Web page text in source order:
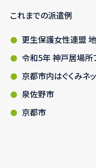
これまでの派遣例
更生保護女性連盟
令和5年 神戸居場所
京都市内はぐくみネ
泉佐野市
京都市